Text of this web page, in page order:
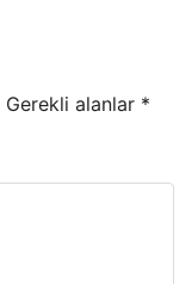
Gerekli alanlar *